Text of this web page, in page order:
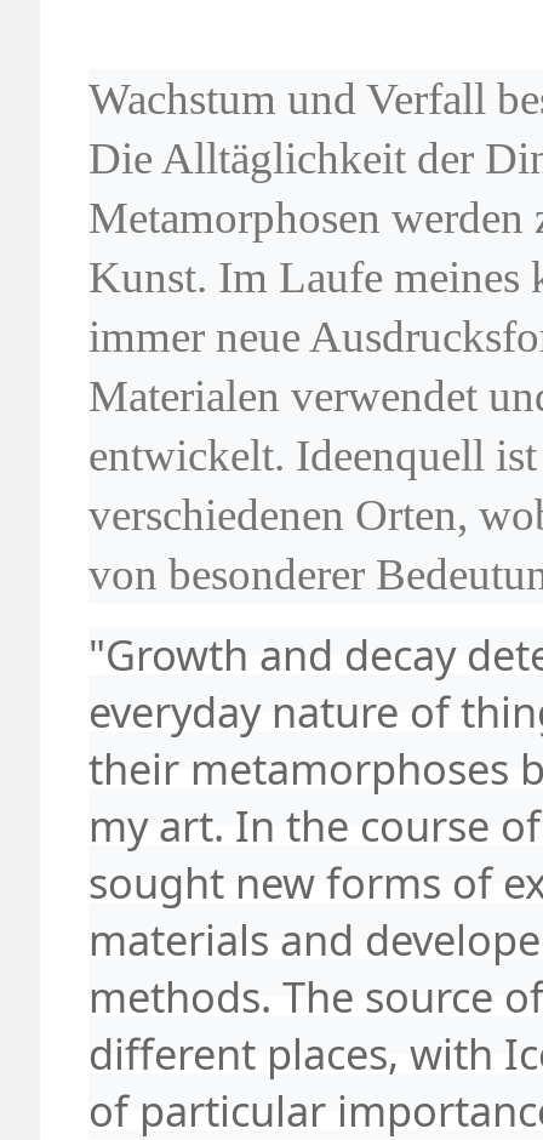
Wachstum und Verfall
Die Alltäglichkeit der
Metamorphosen werden
Kunst. Im Laufe meines
immer neue
Materialen verwendet
entwickelt. Ideenquell
verschiedenen Orten,
von besonderer
"Growth and decay
everyday nature of
their metamorphoses
my art. In the course
sought new forms of
materials and
methods. The source
different places, with
of particular